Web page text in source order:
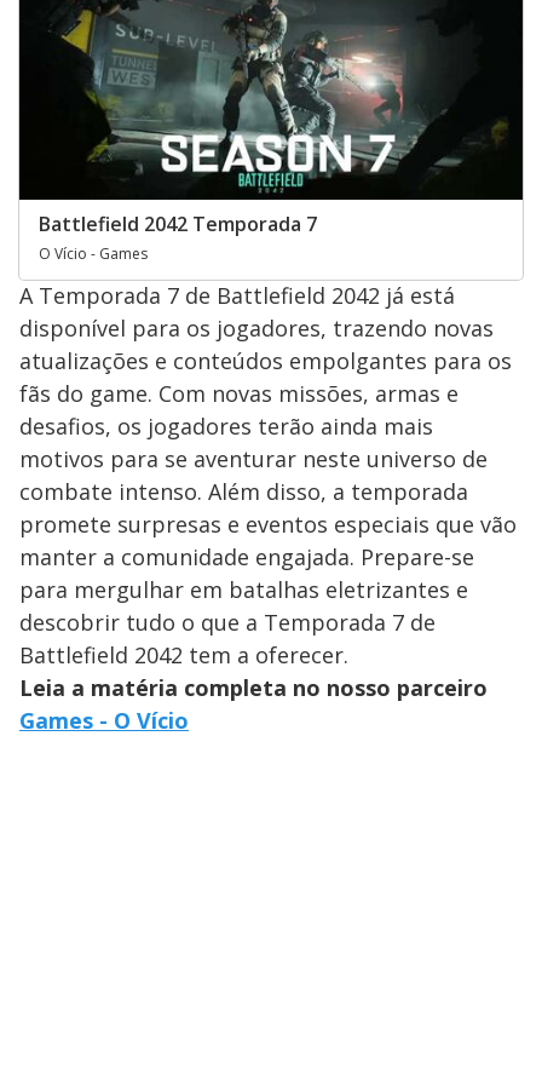
Battlefield 2042 Temporada 7
O Vício - Games
A Temporada 7 de Battlefield 2042 já está
disponível para os jogadores, trazendo novas
atualizações e conteúdos empolgantes para os
fãs do game. Com novas missões, armas e
desafios, os jogadores terão ainda mais
motivos para se aventurar neste universo de
combate intenso. Além disso, a temporada
promete surpresas e eventos especiais que vão
manter a comunidade engajada. Prepare-se
para mergulhar em batalhas eletrizantes e
descobrir tudo o que a Temporada 7 de
Battlefield 2042 tem a oferecer.
Leia a matéria completa no nosso parceiro
Games - O Vício